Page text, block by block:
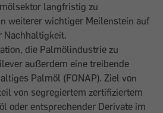
langfristig zu
weiterer wichtiger Meilenstein auf
Nachhaltigkeit.
die Palmölindustrie zu
außerdem eine treibende
Palmöl (FONAP). Ziel von
von segregiertem zertifiziertem
oder entsprechender Derivate im